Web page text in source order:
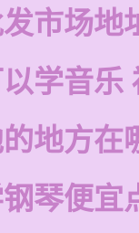
市场地
学音乐
地方在
琴便宜